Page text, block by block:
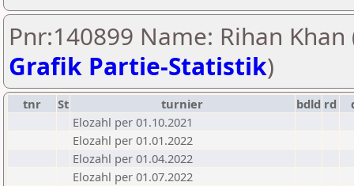
Pnr:140899 Name: Rihan Khan
Grafik Partie-Statistik)
tnr St turnier bdld rd
Elozahl per 01.10.2021
Elozahl per 01.01.2022
Elozahl per 01.04.2022
Elozahl per 01.07.2022